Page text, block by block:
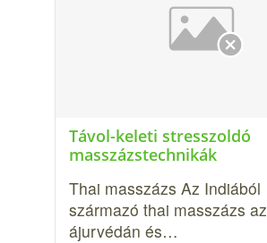
Távol-keleti stresszoldó
masszázstechnikák
Thai masszázs Az Indiából
származó thai masszázs az
ájurvédán és…